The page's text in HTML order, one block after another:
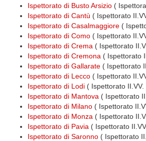
Ispettorato di Busto Arsizio (
Ispettorato di Cantù ( Ispettorato
Ispettorato di Casalmaggiore (
Ispettorato di Como ( Ispettorato
Ispettorato di Crema ( Ispettorato
Ispettorato di Cremona ( Ispettorato
Ispettorato di Gallarate ( Ispettorato
Ispettorato di Lecco ( Ispettorato
Ispettorato di Lodi ( Ispettorato II.VV.
Ispettorato di Mantova ( Ispettorato
Ispettorato di Milano ( Ispettorato
Ispettorato di Monza ( Ispettorato
Ispettorato di Pavia ( Ispettorato
Ispettorato di Saronno ( Ispettorato